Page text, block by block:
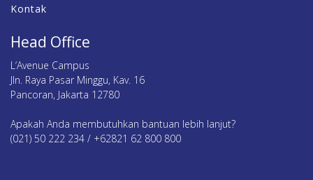
Kontak
Head Office
L’Avenue Campus
Jln. Raya Pasar Minggu, Kav. 16
Pancoran, Jakarta 12780
Apakah Anda membutuhkan bantuan lebih lanjut?
(021) 50 222 234 / +62821 62 800 800